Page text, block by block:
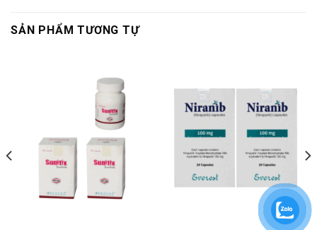
SẢN PHẨM TƯƠNG TỰ